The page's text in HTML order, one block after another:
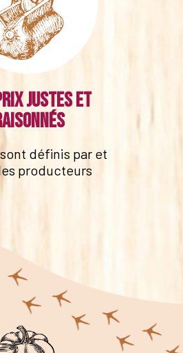
justes et
définis par et
producteurs